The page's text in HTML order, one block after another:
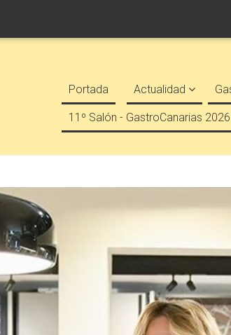
Portada Actualidad
11º Salón - GastroCanarias 2026